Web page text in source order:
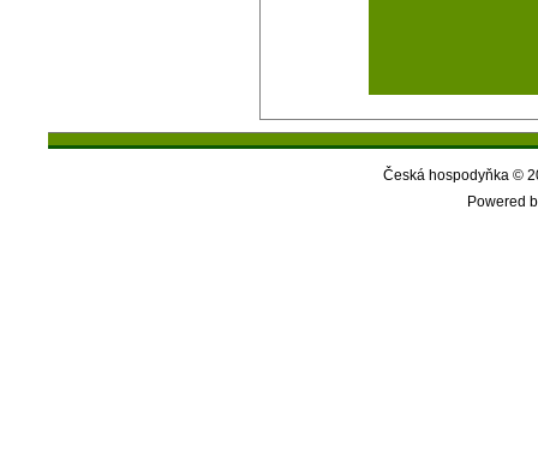
Česká hospodyňka ©
Powered